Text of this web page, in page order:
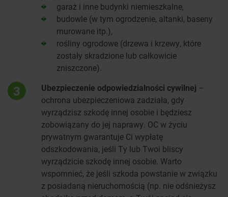
garaż i inne budynki niemieszkalne,
budowle (w tym ogrodzenie, altanki, baseny
murowane itp.),
rośliny ogrodowe (drzewa i krzewy, które
zostały skradzione lub całkowicie
zniszczone).
3 Ubezpieczenie odpowiedzialności cywilnej –
ochrona ubezpieczeniowa zadziała, gdy
wyrządzisz szkodę innej osobie i będziesz
zobowiązany do jej naprawy. OC w życiu
prywatnym gwarantuje Ci wypłatę
odszkodowania, jeśli Ty lub Twoi bliscy
wyrządzicie szkodę innej osobie. Warto
wspomnieć, że jeśli szkoda powstanie w związku
z posiadaną nieruchomością (np. nie odśnieżysz